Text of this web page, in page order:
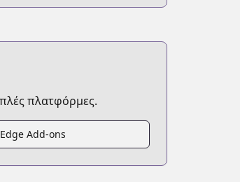
πλατφόρμες.
Edge Add-ons